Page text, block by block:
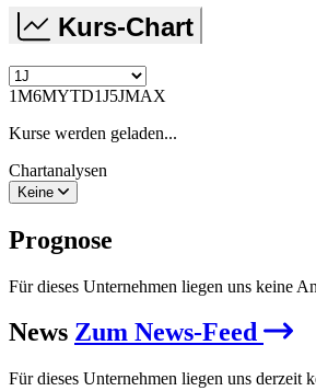
Kurs-Chart
1M6MYTD1J5JMAX
Kurse werden geladen...
Chartanalysen
Keine
Prognose
Für dieses Unternehmen liegen uns keine
News Zum News-Feed
Für dieses Unternehmen liegen uns derzeit